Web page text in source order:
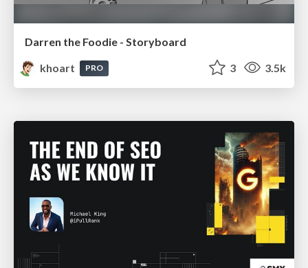
Darren the Foodie - Storyboard
khoart
PRO 3 3.5k